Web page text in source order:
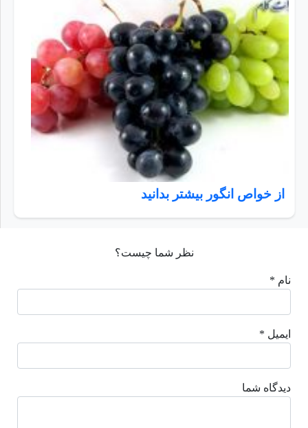
از خواص انگور بیشتر بدانید
نظر شما چیست؟
نام *
ایمیل *
دیدگاه شما